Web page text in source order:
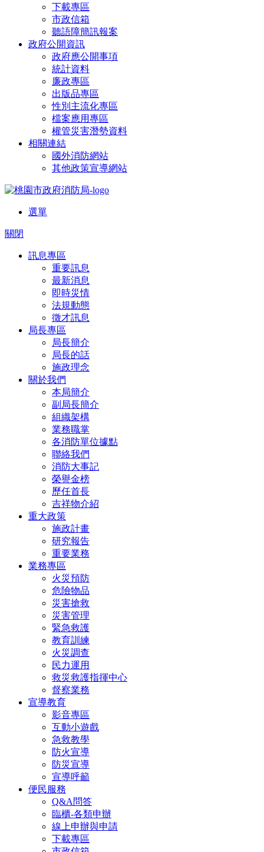
下載專區
市政信箱
聽語障簡訊報案
政府公開資訊
政府應公開事項
統計資料
廉政專區
出版品專區
性別主流化專區
檔案應用專區
權管災害潛勢資料
相關連結
國外消防網站
其他政策宣導網站
選單
關閉
訊息專區
重要訊息
最新消息
即時災情
法規動態
徵才訊息
局長專區
局長簡介
局長的話
施政理念
關於我們
本局簡介
副局長簡介
組織架構
業務職掌
各消防單位據點
聯絡我們
消防大事記
榮譽金榜
歷任首長
吉祥物介紹
重大政策
施政計畫
研究報告
重要業務
業務專區
火災預防
危險物品
災害搶救
災害管理
緊急救護
教育訓練
火災調查
民力運用
救災救護指揮中心
督察業務
宣導教育
影音專區
互動小遊戲
急救教學
防火宣導
防災宣導
宣導呼籲
便民服務
Q&A問答
臨櫃-各類申辦
線上申辦與申請
下載專區